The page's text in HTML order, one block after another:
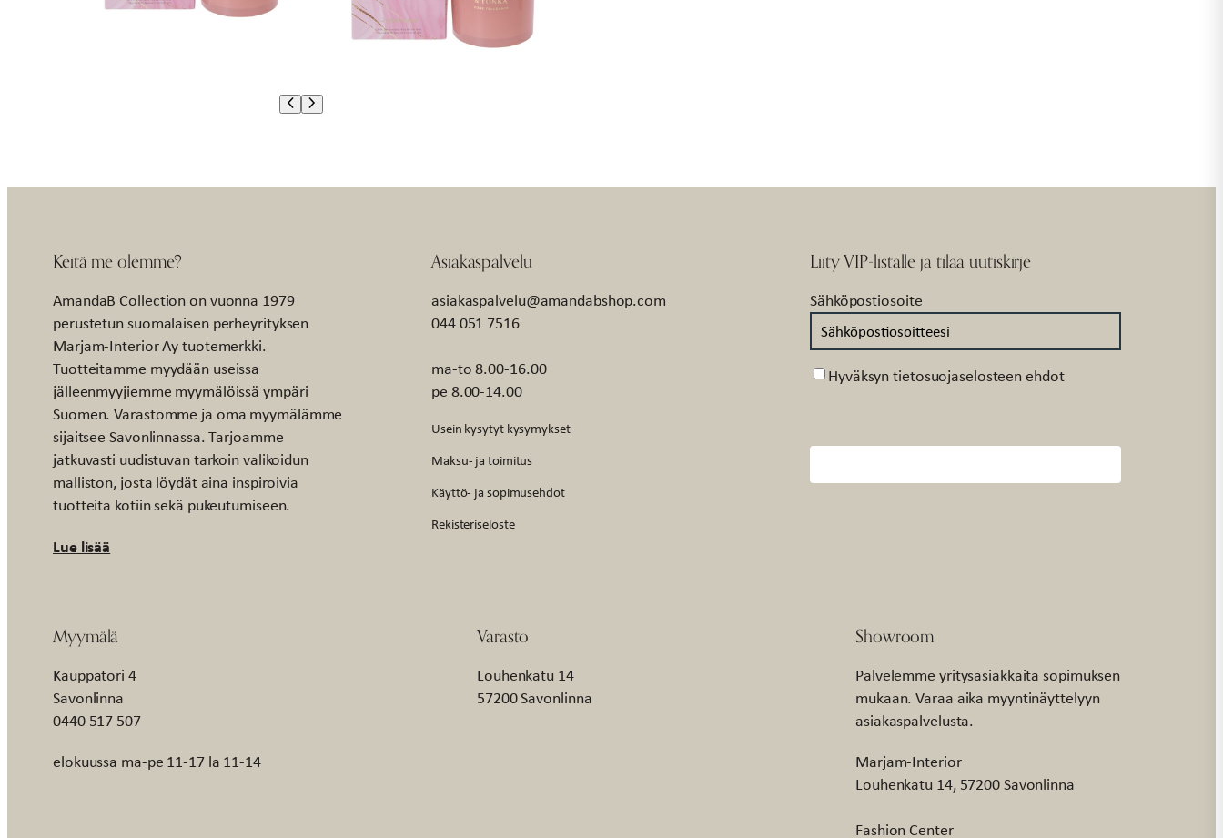
Keitä me olemme?
AmandaB Collection on vuonna 1979
perustetun suomalaisen perheyrityksen
Marjam-Interior Ay tuotemerkki.
Tuotteitamme myydään useissa
jälleenmyyjiemme myymälöissä ympäri
Suomen. Varastomme ja oma myymälämme
sijaitsee Savonlinnassa. Tarjoamme
jatkuvasti uudistuvan tarkoin valikoidun
malliston, josta löydät aina inspiroivia
tuotteita kotiin sekä pukeutumiseen.
Lue lisää
Asiakaspalvelu
asiakaspalvelu@amandabshop.com
044 051 7516
ma-to 8.00-16.00
pe 8.00-14.00
Usein kysytyt kysymykset
Maksu- ja toimitus
Käyttö- ja sopimusehdot
Rekisteriseloste
Liity VIP-listalle ja tilaa uutiskirje
Sähköpostiosoite
Suostumus
Hyväksyn tietosuojaselosteen ehdot
Myymälä
Kauppatori 4
Savonlinna
0440 517 507
elokuussa ma-pe 11-17 la 11-14
Varasto
Louhenkatu 14
57200 Savonlinna
Showroom
Palvelemme yritysasiakkaita sopimuksen
mukaan. Varaa aika myyntinäyttelyyn
asiakaspalvelusta.
Marjam-Interior
Louhenkatu 14, 57200 Savonlinna
Fashion Center